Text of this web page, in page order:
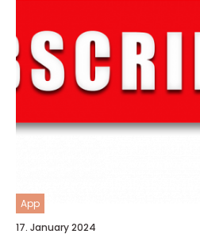
App
17. January 2024